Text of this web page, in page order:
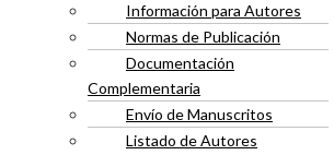
Información para Autores
Normas de Publicación
Documentación
Complementaria
Envío de Manuscritos
Listado de Autores